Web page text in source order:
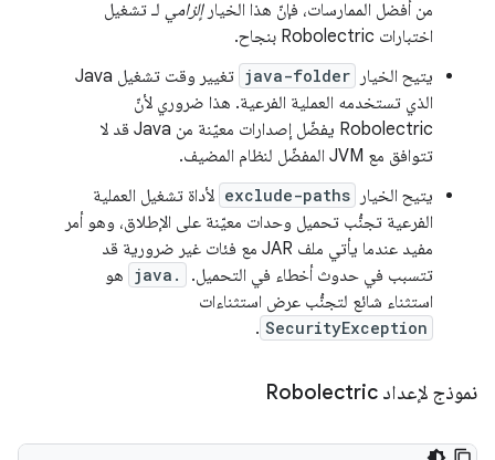
من أفضل الممارسات، فإنّ هذا الخيارإلزامي لـ تشغيل
اختبارات Robolectric بنجاح.
يتيح الخيار
java-folder
تغيير وقت تشغيل Java
الذي تستخدمه العملية الفرعية. هذا ضروري لأنّ
Robolectric يفضّل إصدارات معيّنة من Java قد لا
تتوافق مع JVM المفضّل لنظام المضيف.
يتيح الخيار
exclude-paths لأداة تشغيل العملية
الفرعية تجنُّب تحميل وحدات معيّنة على الإطلاق، وهو أمر
مفيد عندما يأتي ملف JAR مع فئات غير ضرورية قد
تتسبب في حدوث أخطاء في التحميل.
java. هو
استثناء شائع لتجنُّب عرض استثناءات
SecurityException
.
نموذج لإعداد Robolectric